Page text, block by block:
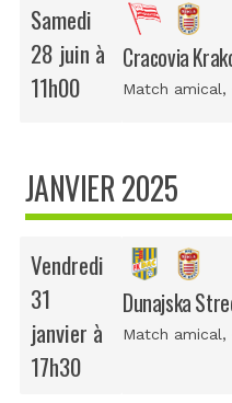
Samedi
28 juin à
11h00
Cracovia
Match amical,
JANVIER 2025
Vendredi
31
janvier à
17h30
Dunajska
Match amical,